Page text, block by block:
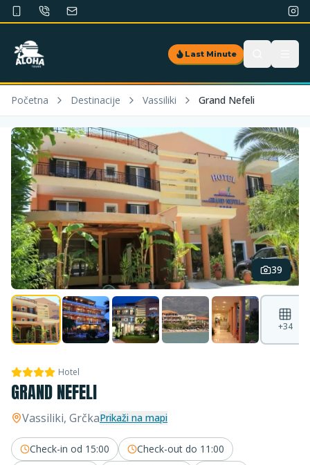
Last Minute
Početna Destinacije Vassiliki Grand Nefeli
39
+34
Hotel
GRAND NEFELI
Vassiliki, GrčkaPrikaži na mapi
Check-in od 15:00 Check-out do 11:00